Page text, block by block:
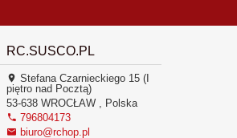
RC.SUSCO.PL
Stefana Czarnieckiego 15 (I
piętro nad Pocztą)
53-638 WROCŁAW , Polska
796804173
biuro@rchop.pl